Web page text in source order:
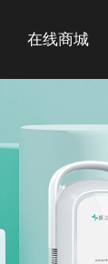
在线商城